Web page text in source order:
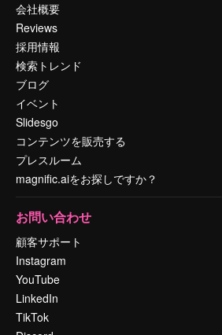
会社概要
Reviews
採用情報
検索トレンド
ブログ
イベント
Slidesgo
コンテンツを販売する
プレスルーム
magnific.aiをお探しですか？
お問い合わせ
顧客サポート
Instagram
YouTube
LinkedIn
TikTok